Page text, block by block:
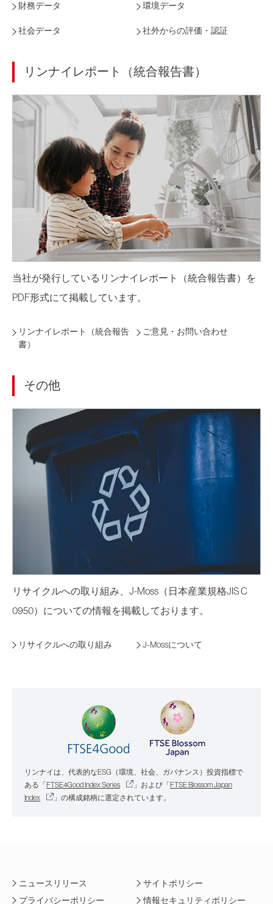
財務データ 環境データ
社会データ 社外からの評価・認証
リンナイレポート（統合報告書）
当社が発行しているリンナイレポート（統合報告書）を
PDF形式にて掲載しています。
リンナイレポート（統合報告
書）
ご意見・お問い合わせ
その他
リサイクルへの取り組み、J-Moss（日本産業規格JIS C
0950）についての情報を掲載しております。
リサイクルへの取り組み J-Mossについて
リンナイは、代表的なESG（環境、社会、ガバナンス）投資指標で
ある 「FTSE4Good Index Series 」および「FTSE Blossom Japan
Index
」の構成銘柄に選定されています。
ニュースリリース
サイトポリシー
プライバシーポリシー
情報セキュリティポリシー